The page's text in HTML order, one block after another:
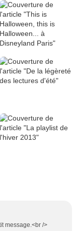
message.<br />